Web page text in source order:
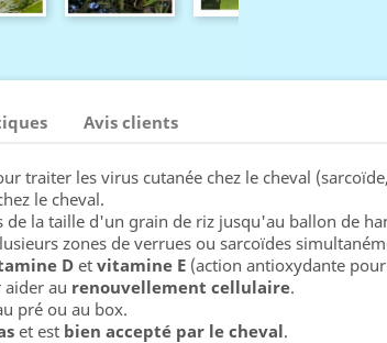
Avis clients
traiter les virus cutanée chez le cheval
le cheval.
de la taille d'un grain de riz jusqu'au ballon de
zones de verrues ou sarcoïdes
D et vitamine E (action antioxydante
aider au renouvellement cellulaire.
pré ou au box.
et est bien accepté par le cheval.